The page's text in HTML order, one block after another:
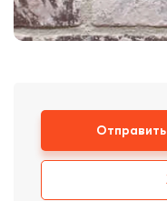
Клинкерная
Строительные
смеси